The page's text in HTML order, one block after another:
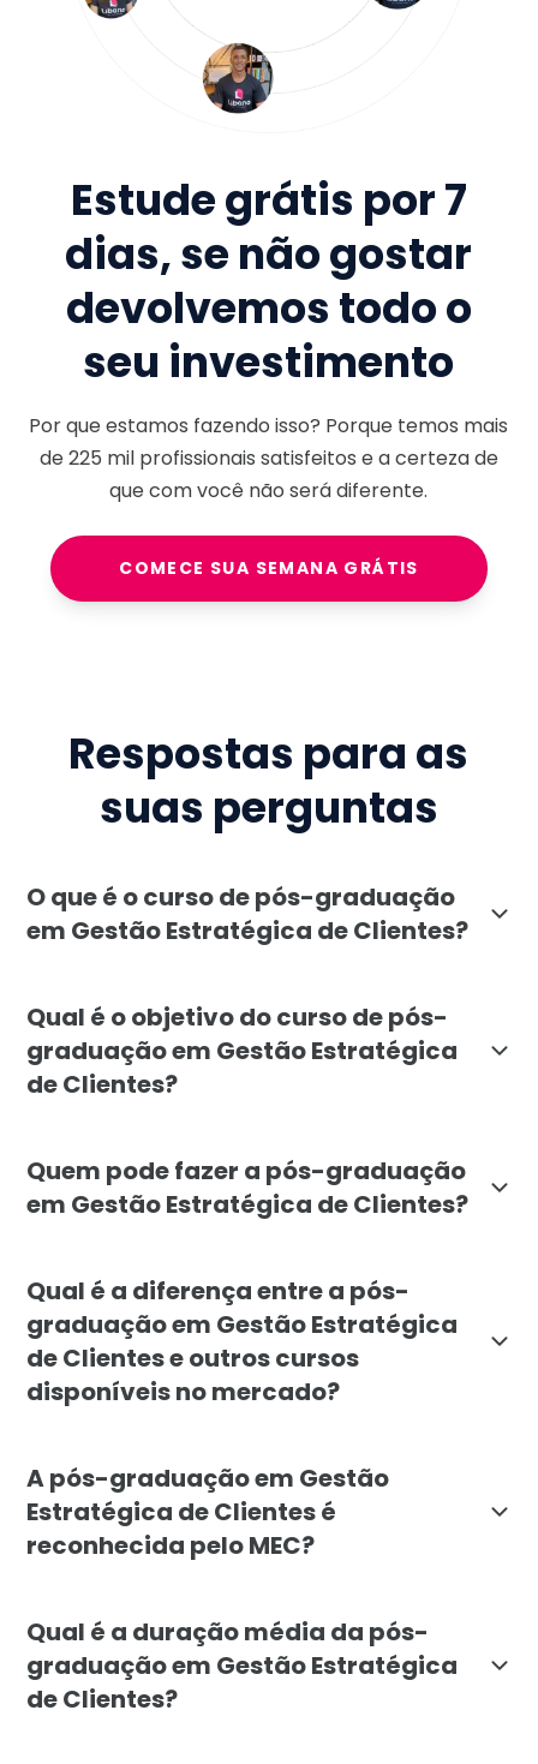
Estude grátis por 7
dias, se não gostar
devolvemos todo o
seu investimento
Por que estamos fazendo isso? Porque temos mais
de225 milprofissionais satisfeitos e a certeza de
que com você não será diferente.
COMECE SUA SEMANA GRÁTIS
Respostas para as
suas perguntas
O que é o curso de pós-graduação
em Gestão Estratégica de Clientes?
Qual é o objetivo do curso de pós-
graduação em Gestão Estratégica
de Clientes?
Quem pode fazer a pós-graduação
em Gestão Estratégica de Clientes?
Qual é a diferença entre a pós-
graduação em Gestão Estratégica
de Clientes e outros cursos
disponíveis no mercado?
A pós-graduação em Gestão
Estratégica de Clientes é
reconhecida pelo MEC?
Qual é a duração média da pós-
graduação em Gestão Estratégica
de Clientes?